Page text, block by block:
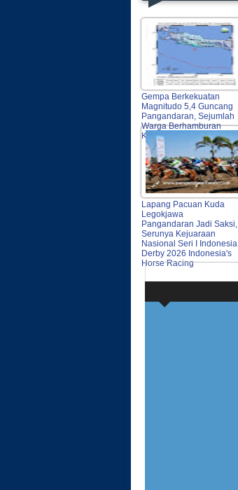
Gempa Berkekuatan
Magnitudo 5,4 Guncang
Pangandaran, Sejumlah
Warga Berhamburan
Keluar Rumah
Lapang Pacuan Kuda
Legokjawa
Pangandaran Jadi Saksi,
Serunya Kejuaraan
Nasional Seri I Indonesia
Derby 2026 Indonesia's
Horse Racing